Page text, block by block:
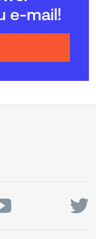
e-mail!